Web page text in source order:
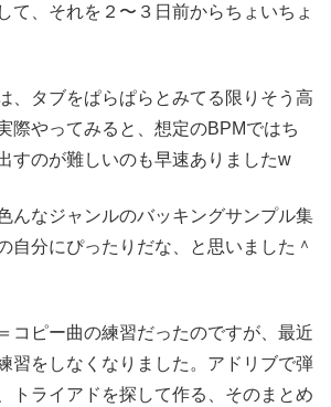
て、それを２〜３日前からちょいちょ
、タブをぱらぱらとみてる限りそう高
際やってみると、想定のBPMではち
すのが難しいのも早速ありましたw
んなジャンルのバッキングサンプル集
自分にぴったりだな、と思いました＾
コピー曲の練習だったのですが、最近
習をしなくなりました。アドリブで弾
トライアドを探して作る、そのまとめ